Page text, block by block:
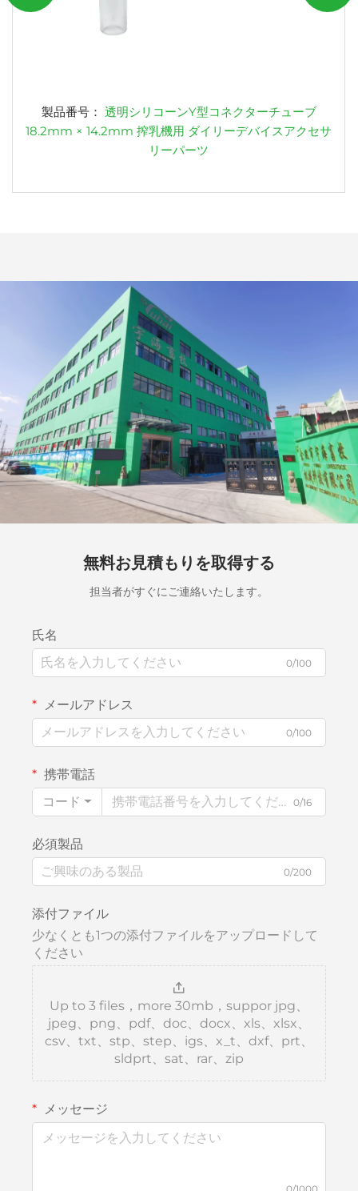
製品番号： 透明シリコーンY型コネクターチューブ
18.2mm × 14.2mm 搾乳機用 ダイリーデバイスアクセサ
リーパーツ
無料お見積もりを取得する
担当者がすぐにご連絡いたします。
氏名
0/100
メールアドレス
0/100
携帯電話
コード
0/16
必須製品
0/200
添付ファイル
少なくとも1つの添付ファイルをアップロードして
ください
Up to 3 files，more 30mb，suppor jpg、
jpeg、png、pdf、doc、docx、xls、xlsx、
csv、txt、stp、step、igs、x_t、dxf、prt、
sldprt、sat、rar、zip
メッセージ